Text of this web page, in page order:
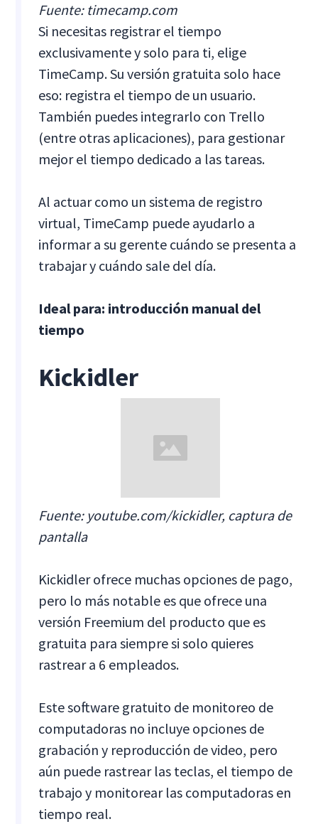
Fuente: timecamp.com
Si necesitas registrar el tiempo
exclusivamente y solo para ti, elige
TimeCamp. Su versión gratuita solo hace
eso: registra el tiempo de un usuario.
También puedes integrarlo con Trello
(entre otras aplicaciones), para gestionar
mejor el tiempo dedicado a las tareas. ‍
Al actuar como un sistema de registro
virtual, TimeCamp puede ayudarlo a
informar a su gerente cuándo se presenta a
trabajar y cuándo sale del día.
Ideal para: introducción manual del
tiempo
Kickidler
Fuente: youtube.com/kickidler, captura de
pantalla
Kickidler ofrece muchas opciones de pago,
pero lo más notable es que ofrece una
versión Freemium del producto que es
gratuita para siempre si solo quieres
rastrear a 6 empleados.
Este software gratuito de monitoreo de
computadoras no incluye opciones de
grabación y reproducción de video, pero
aún puede rastrear las teclas, el tiempo de
trabajo y monitorear las computadoras en
tiempo real.